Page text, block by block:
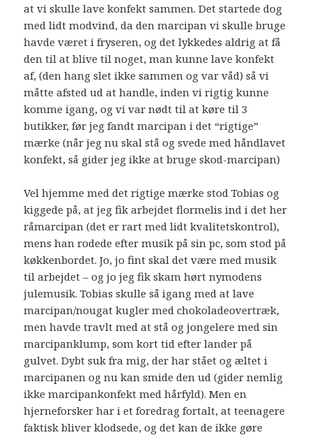
at vi skulle lave konfekt sammen. Det startede dog
med lidt modvind, da den marcipan vi skulle bruge
havde været i fryseren, og det lykkedes aldrig at få
den til at blive til noget, man kunne lave konfekt
af, (den hang slet ikke sammen og var våd) så vi
måtte afsted ud at handle, inden vi rigtig kunne
komme igang, og vi var nødt til at køre til 3
butikker, før jeg fandt marcipan i det “rigtige”
mærke (når jeg nu skal stå og svede med håndlavet
konfekt, så gider jeg ikke at bruge skod-marcipan)
Vel hjemme med det rigtige mærke stod Tobias og
kiggede på, at jeg fik arbejdet flormelis ind i det her
råmarcipan (det er rart med lidt kvalitetskontrol),
mens han rodede efter musik på sin pc, som stod på
køkkenbordet. Jo, jo fint skal det være med musik
til arbejdet – og jo jeg fik skam hørt nymodens
julemusik. Tobias skulle så igang med at lave
marcipan/nougat kugler med chokoladeovertræk,
men havde travlt med at stå og jongelere med sin
marcipanklump, som kort tid efter lander på
gulvet. Dybt suk fra mig, der har stået og æltet i
marcipanen og nu kan smide den ud (gider nemlig
ikke marcipankonfekt med hårfyld). Men en
hjerneforsker har i et foredrag fortalt, at teenagere
faktisk bliver klodsede, og det kan de ikke gøre